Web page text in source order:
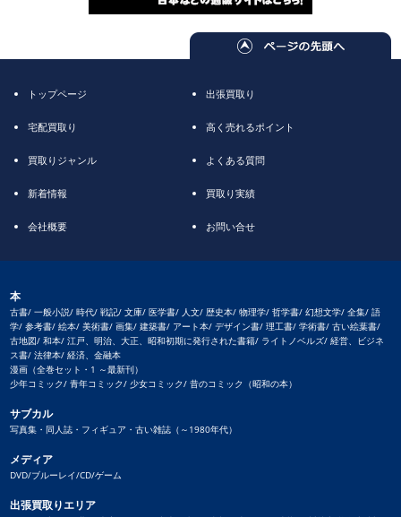
トップページ 出張買取り
宅配買取り 高く売れるポイント
買取りジャンル よくある質問
新着情報 買取り実績
会社概要 お問い合せ
本
古書/ 一般小説/ 時代/ 戦記/ 文庫/ 医学書/ 人文/ 歴史本/ 物理学/ 哲学書/ 幻想文学/ 全集/ 語
学/ 参考書/ 絵本/ 美術書/ 画集/ 建築書/ アート本/ デザイン書/ 理工書/ 学術書/ 古い絵葉書/
古地図/ 和本/ 江戸、明治、大正、昭和初期に発行された書籍/ ライトノベルズ/ 経営、ビジネ
ス書/ 法律本/ 経済、金融本
漫画（全巻セット・1 ～最新刊）
少年コミック/ 青年コミック/ 少女コミック/ 昔のコミック（昭和の本）
サブカル
写真集・同人誌・フィギュア・古い雑誌（～1980年代）
メディア
DVD/ブルーレイ/CD/ゲーム
出張買取りエリア